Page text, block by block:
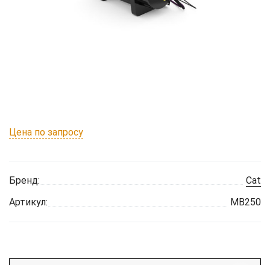
Цена по запросу
Бренд:
Cat
Артикул:
MB250